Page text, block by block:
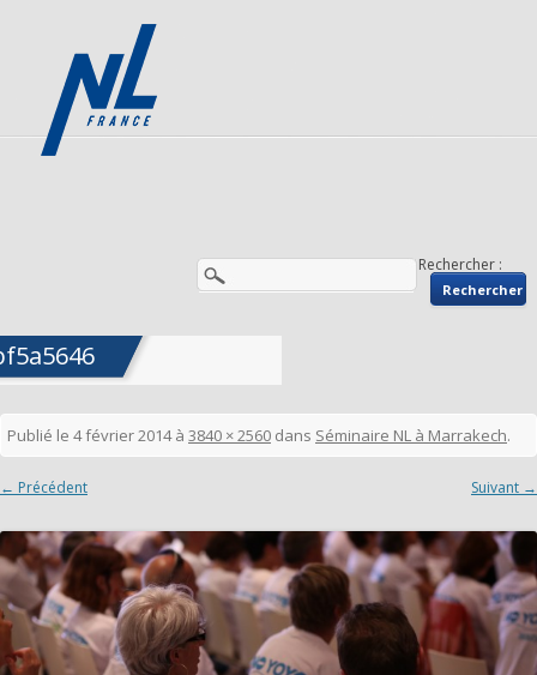
Rechercher :
Publié le 4 février 2014à 3840 × 2560 dans Séminaire NL à Marrakech.
← Précédent Suivant →